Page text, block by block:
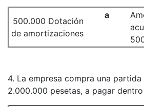
500.000 Dotación
de amortizaciones
a
4. La empresa compra una
2.000.000 pesetas, a pagar